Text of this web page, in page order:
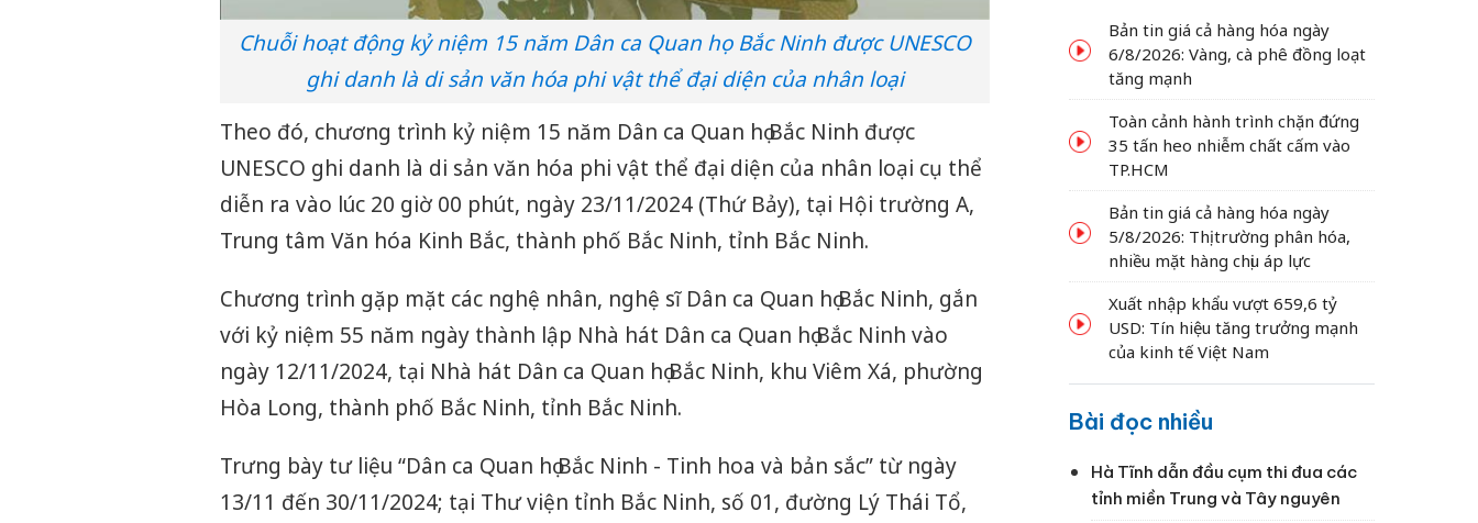
Chuỗi hoạt động kỷ niệm 15 năm Dân ca Quan họ Bắc Ninh được UNESCO
ghi danh là di sản văn hóa phi vật thể đại diện của nhân loại
Theo đó, chương trình kỷ niệm 15 năm Dân ca Quan họ Bắc Ninh được
UNESCO ghi danh là di sản văn hóa phi vật thể đại diện của nhân loại cụ thể
diễn ra vào lúc 20 giờ 00 phút, ngày 23/11/2024 (Thứ Bảy), tại Hội trường A,
Trung tâm Văn hóa Kinh Bắc, thành phố Bắc Ninh, tỉnh Bắc Ninh.
Chương trình gặp mặt các nghệ nhân, nghệ sĩ Dân ca Quan họ Bắc Ninh, gắn
với kỷ niệm 55 năm ngày thành lập Nhà hát Dân ca Quan họ Bắc Ninh vào
ngày 12/11/2024, tại Nhà hát Dân ca Quan họ Bắc Ninh, khu Viêm Xá, phường
Hòa Long, thành phố Bắc Ninh, tỉnh Bắc Ninh.
Trưng bày tư liệu “Dân ca Quan họ Bắc Ninh - Tinh hoa và bản sắc” từ ngày
13/11 đến 30/11/2024; tại Thư viện tỉnh Bắc Ninh, số 01, đường Lý Thái Tổ,
dầu thế giới bật tăng
Bản tin giá cả hàng hóa ngày
6/8/2026: Vàng, cà phê đồng loạt
tăng mạnh
Toàn cảnh hành trình chặn đứng
35 tấn heo nhiễm chất cấm vào
TP.HCM
Bản tin giá cả hàng hóa ngày
5/8/2026: Thị trường phân hóa,
nhiều mặt hàng chịu áp lực
Xuất nhập khẩu vượt 659,6 tỷ
USD: Tín hiệu tăng trưởng mạnh
của kinh tế Việt Nam
Bài đọc nhiều
Hà Tĩnh dẫn đầu cụm thi đua các
tỉnh miền Trung và Tây nguyên